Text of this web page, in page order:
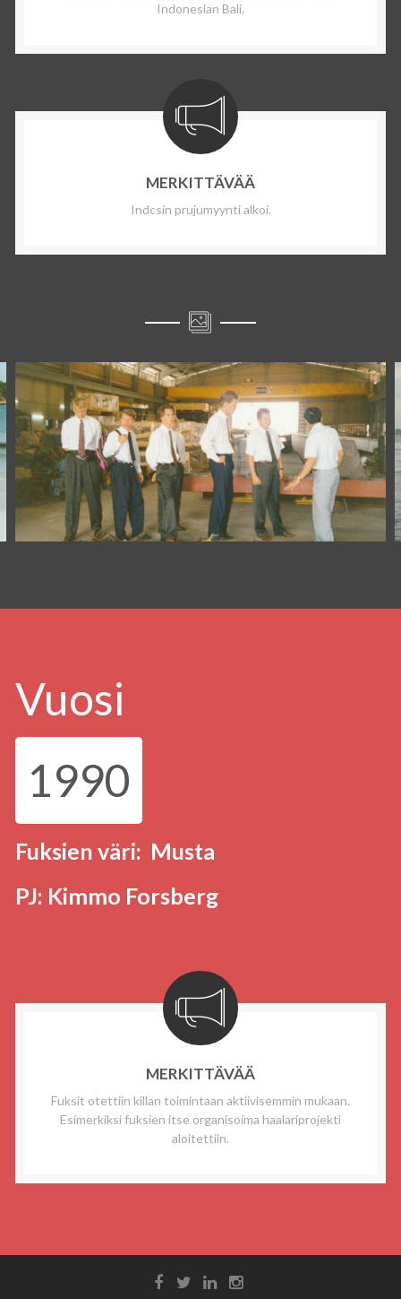
Indonesian Bali.
MERKITTÄVÄÄ
Indcsin prujumyynti alkoi.
Vuosi
1990
Fuksien väri: Musta
PJ: Kimmo Forsberg
MERKITTÄVÄÄ
Fuksit otettiin killan toimintaan aktiivisemmin mukaan.
Esimerkiksi fuksien itse organisoima haalariprojekti
aloitettiin.